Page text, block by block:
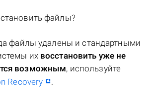
файлы?
файлы удалены и стандартными
их восстановить уже не
возможным, используйте
Recovery
.